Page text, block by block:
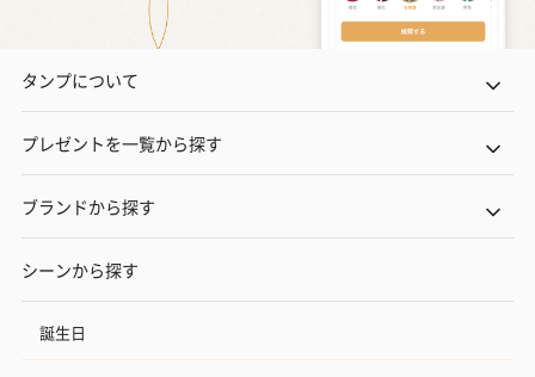
タンプについて
プレゼントを一覧から探す
ブランドから探す
シーンから探す
誕生日